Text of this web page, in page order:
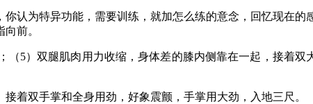
认为特异功能，需要训练，就加怎么练的意念，回忆现在的
前。
5）双腿肌肉用力收缩，身体差的膝内侧靠在一起，接着双
着双手掌和全身用劲，好象震颤，手掌用大劲，入地三尺。